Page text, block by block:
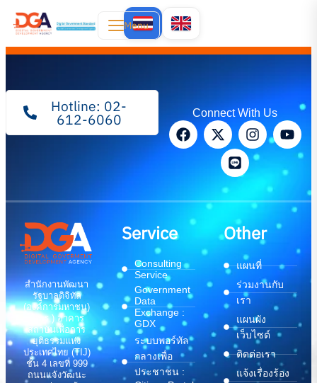
Menu
Hotline: 02-
612-6060 Connect With Us
สำนักงานพัฒนา
รัฐบาลดิจิทัล
(องค์การมหาชน)
(สพร.) อาคาร
สถาบันเพื่อการ
ยุติธรรมแห่ง
ประเทศไทย (TIJ)
ชั้น 4 เลขที่ 999
ถนนแจ้งวัฒนะ
Service
Consulting
Service
Government
Data
Exchange :
GDX
ระบบพอร์ทัล
กลางเพื่อ
ประชาชน :
Other
แผนที่
ร่วมงานกับ
เรา
แผนผัง
เว็บไซต์
ติดต่อเรา
แจ้งเรื่องร้อง